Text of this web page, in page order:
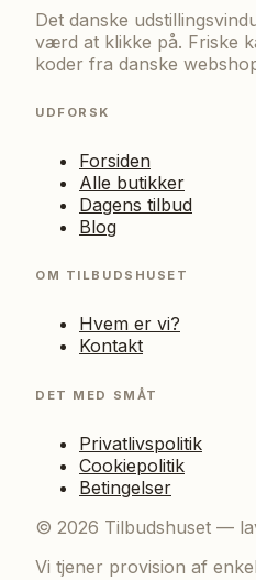
Det danske
værd at klikke på. Friske
koder fra danske
UDFORSK
Forsiden
Alle butikker
Dagens tilbud
Blog
OM TILBUDSHUSET
Hvem er vi?
Kontakt
DET MED SMÅT
Privatlivspolitik
Cookiepolitik
Betingelser
© 2026 Tilbudshuset —
Vi tjener provision af